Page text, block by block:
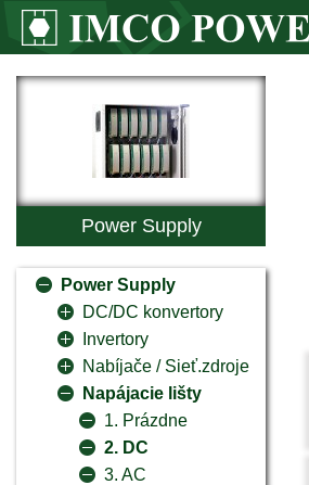
Power Supply
Power Supply
DC/DC konvertory
Invertory
Nabíjače / Sieť.zdroje
Napájacie lišty
1. Prázdne
2. DC
3. AC